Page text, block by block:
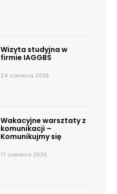
Wizyta studyjna w
firmie IAGGBS
24 czerwca 2026
Wakacyjne warsztaty z
komunikacji –
Komunikujmy się
17 czerwca 2026